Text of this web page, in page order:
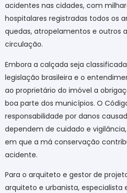
acidentes nas cidades, com
hospitalares registradas todos os
quedas, atropelamentos e outros
circulação.
Embora a calçada seja
legislação brasileira e o
ao proprietário do imóvel a
boa parte dos municípios. O
responsabilidade por danos
dependem de cuidado e
em que a má conservação
acidente.
Para o arquiteto e gestor de
arquiteto e urbanista, especialista